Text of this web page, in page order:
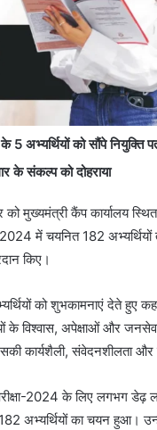
को सौंपे नियुक्ति
के संकल्प को दोहराया
को मुख्यमंत्री कैंप कार्यालय
2024 में चयनित 182
किए।
को शुभकामनाएं देते हुए
के विश्वास, अपेक्षाओं और
कार्यशैली, संवेदनशीलता और
2024 के लिए लगभग
अभ्यर्थियों का चयन हुआ।